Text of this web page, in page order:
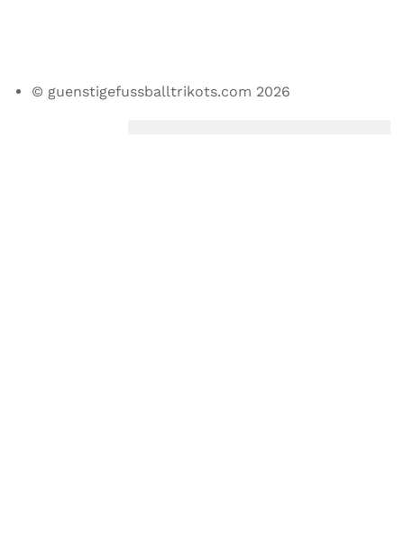
© guenstigefussballtrikots.com 2026